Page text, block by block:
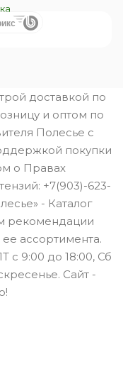
доставкой по
и оптом по
Полесье с
покупки
о Правах
+7(903)-623-
- Каталог
рекомендации
ассортимента.
с 9:00 до 18:00, Сб
Сайт -